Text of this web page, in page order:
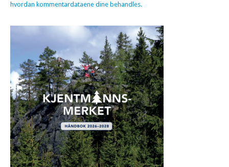
hvordan kommentardataene dine behandles.